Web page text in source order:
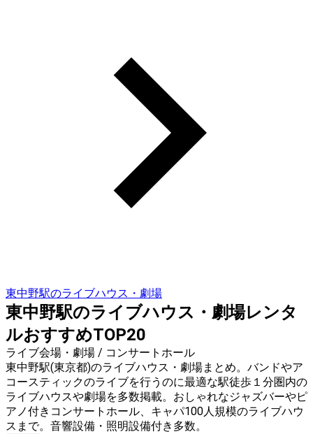
東中野駅のライブハウス・劇場
東中野駅のライブハウス・劇場レンタ
ルおすすめTOP20
ライブ会場・劇場 / コンサートホール
東中野駅(東京都)のライブハウス・劇場まとめ。バンドやア
コースティックのライブを行うのに最適な駅徒歩１分圏内の
ライブハウスや劇場を多数掲載。おしゃれなジャズバーやピ
アノ付きコンサートホール、キャパ100人規模のライブハウ
スまで。音響設備・照明設備付き多数。